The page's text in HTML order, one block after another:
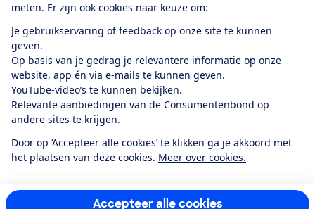
meten. Er zijn ook cookies naar keuze om:
Je gebruikservaring of feedback op onze site te kunnen
geven.
Op basis van je gedrag je relevantere informatie op onze
website, app én via e-mails te kunnen geven.
YouTube-video’s te kunnen bekijken.
Relevante aanbiedingen van de Consumentenbond op
andere sites te krijgen.
Door op ‘Accepteer alle cookies’ te klikken ga je akkoord met
het plaatsen van deze cookies. Meer over cookies.
Accepteer alle cookies
Alles over de
app
Algemene Voorwaarden
Privacyverklaring
Cookiebeleid
Privacyvoorkeuren
Toegankelijkheid
RSS-feed nieuws
Facebook
TwitterInstagram
YoutubeLinkedIn
12.901consumentenbeoordelen de Consumentenbondmet gemiddeld